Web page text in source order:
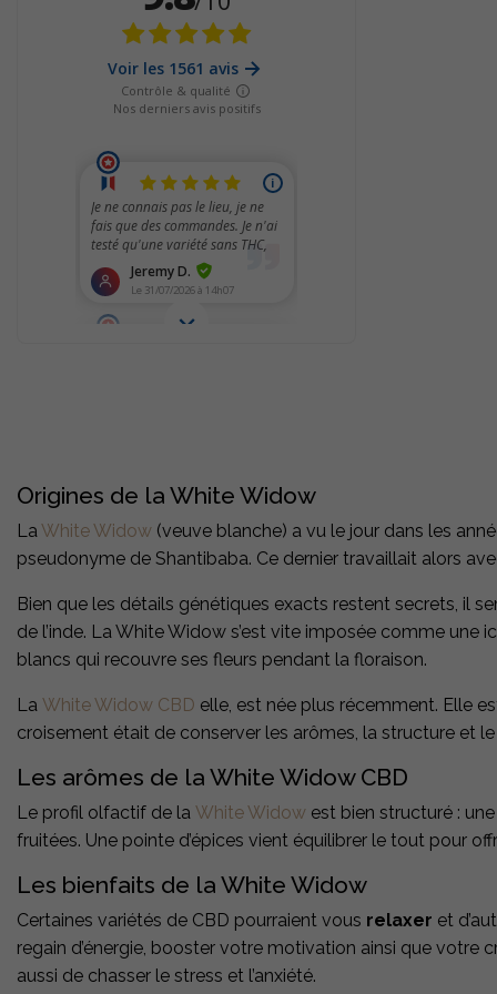
Origines de la White Widow
LaWhite Widow (veuve blanche) a vu le jour dans les
pseudonyme de Shantibaba. Ce dernier travaillait alors
Bien que les détails génétiques exacts restent secrets, il
de l’inde. La White Widow s’est vite imposée comme une
blancs qui recouvre ses fleurs pendant la floraison.
La White Widow CBD elle, est née plus récemment. Elle
croisement était de conserver les arômes, la structure et
Les arômes de la White Widow CBD
Le profil olfactif de la White Widow est bien structuré :
fruitées. Une pointe d’épices vient équilibrer le tout pour
Les bienfaits de la White Widow
Certaines variétés de CBD pourraient vous relaxer et
regain d’énergie, booster votre motivation ainsi que votre
aussi de chasser le stress et l’anxiété.